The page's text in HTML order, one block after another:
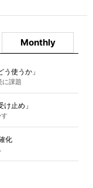
Monthly
使うか」
に課題
止め」
化